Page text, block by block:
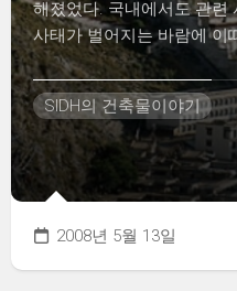
해졌었다. 국내에서도 관련
사태가 벌어지는 바람에 이
SIDH의 건축물이야기
2008년 5월 13일